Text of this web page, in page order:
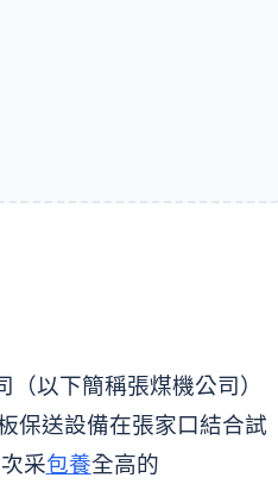
以下簡稱張煤機公司）
保送設備在張家口結合試
采包養全高的